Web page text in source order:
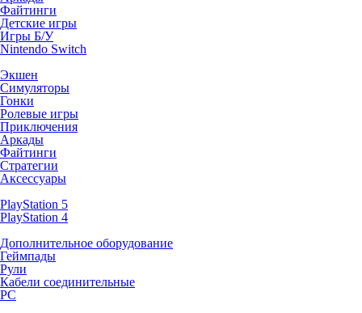
Файтинги
Детские игры
Игры Б/У
Nintendo Switch
Экшен
Симуляторы
Гонки
Ролевые игры
Приключения
Аркады
Файтинги
Стратегии
Аксессуары
PlayStation 5
PlayStation 4
Дополнительное оборудование
Геймпады
Рули
Кабели соединительные
PC